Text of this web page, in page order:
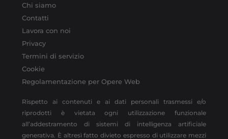
Chi siamo
Contatti
Lavora con noi
Privacy
Termini di servizio
Cookie
Regolamentazione per Opere Web
Rispetto ai contenuti e ai dati personali trasmessi e/o
riprodotti è vietata ogni utilizzazione funzionale
all’addestramento di sistemi di intelligenza artificiale
generativa. È altresì fatto divieto espresso di utilizzare mezzi